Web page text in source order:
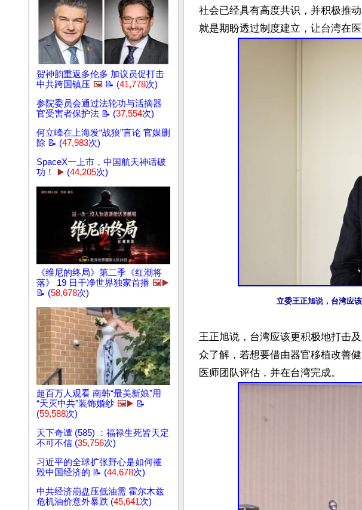
贺神韵重返多伦多 加议员促打击
中共跨国镇压 🖼️ 📝 (41,778次)
参院委员会通过法轮功与活摘器
官受害者保护法 📝 (37,554次)
何立峰在上海发“战狼”言论 官媒删
除 📝 (47,983次)
SpaceX一上市，中国航天神话破
功！
▶️ (44,205次)
《维尼的终局》第二季《红潮将
落》 19 日干净世界独家首播 🖼️▶️
📝 (58,678次)
超百万人观看 南韩“最美新娘”用
“天灭中共”装饰婚纱 🖼️▶️ 📝
(59,588次)
天下奇谭 (585) ：福禄生死皆天定
不可不信 (35,756次)
习近平的全球扩张野心是如何摧
毁中国经济的 📝 (44,678次)
中共经济崩盘压低油需 霍尔木兹
危机油价意外暴跌 (45,641次)
社会已经具有高度共识，并积极推
立委王正旭说，台湾应
王正旭说，台湾应该更积极地打击
众了解，若想要借由器官移植改善